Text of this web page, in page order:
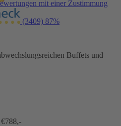
mit einer Zustimmung
(3409) 87%
Buffets und
788,-